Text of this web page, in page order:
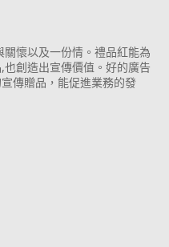
懷以及一份情。禮品紅能為
創造出宣傳價值。好的廣告
傳贈品，能促進業務的發